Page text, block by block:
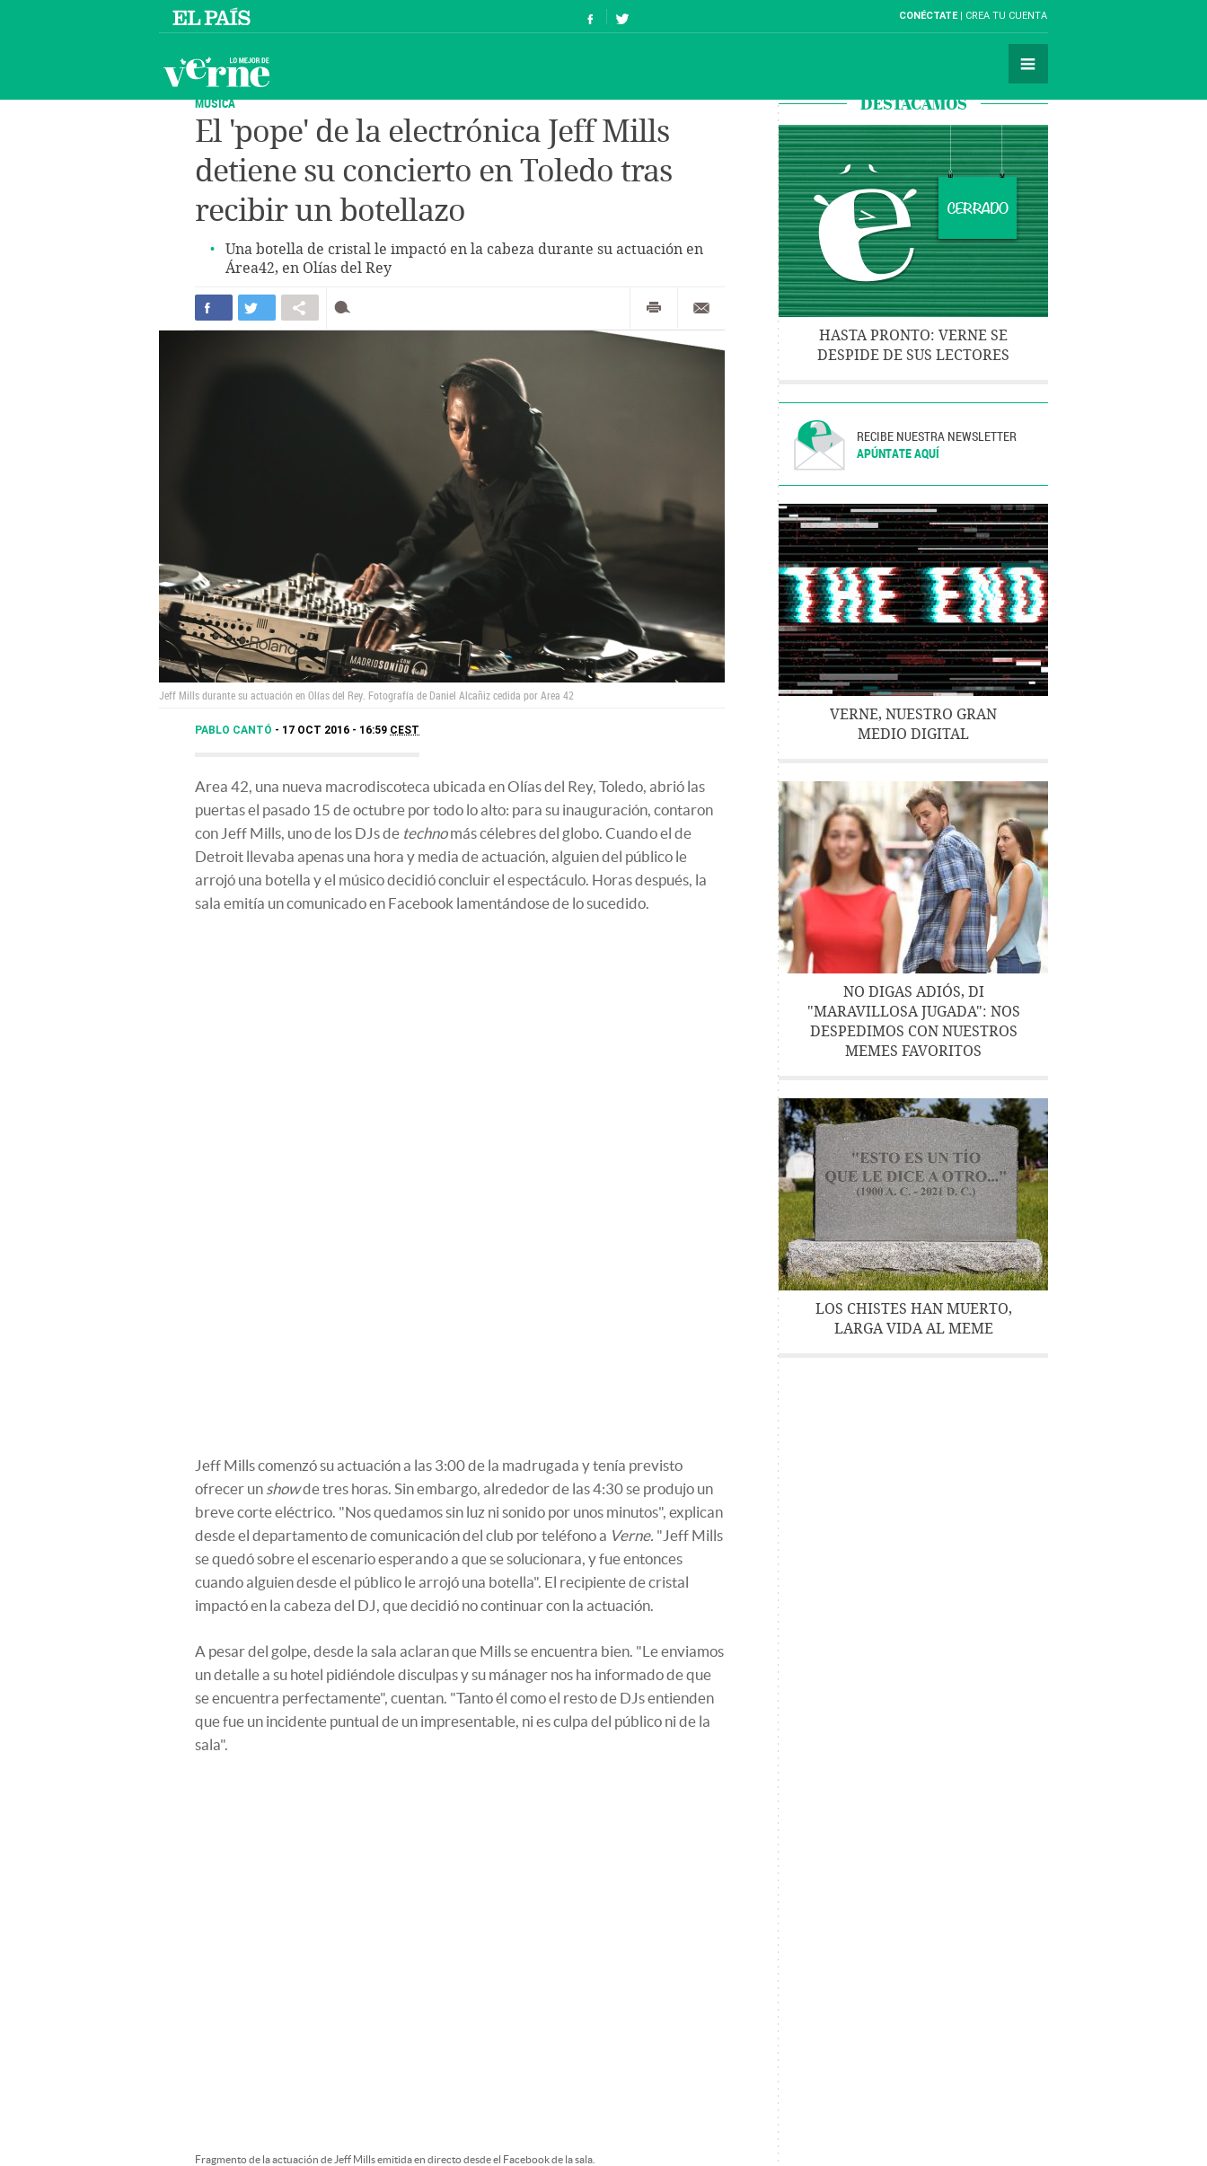
CONÉCTATE CREA TU CUENTA
MÚSICA
El 'pope' de la electrónica Jeff Mills
detiene su concierto en Toledo tras
recibir un botellazo
Una botella de cristal le impactó en la cabeza durante su actuación en
Área42, en Olías del Rey
Jeff Mills durante su actuación en Olías del Rey. Fotografía de Daniel Alcañiz cedida por Area 42
PABLO CANTÓ 17 OCT 2016 - 16:59 CEST
Area 42, una nueva macrodiscoteca ubicada en Olías del Rey, Toledo, abrió las
puertas el pasado 15 de octubre por todo lo alto: para su inauguración, contaron
con Jeff Mills, uno de los DJs de technomás célebres del globo. Cuando el de
Detroit llevaba apenas una hora y media de actuación, alguien del público le
arrojó una botella y el músico decidió concluir el espectáculo. Horas después, la
sala emitía un comunicado en Facebook lamentándose de lo sucedido.
Jeff Mills comenzó su actuación a las 3:00 de la madrugada y tenía previsto
ofrecer un showde tres horas. Sin embargo, alrededor de las 4:30 se produjo un
breve corte eléctrico. "Nos quedamos sin luz ni sonido por unos minutos", explican
desde el departamento de comunicación del club por teléfono a Verne. "Jeff Mills
se quedó sobre el escenario esperando a que se solucionara, y fue entonces
cuando alguien desde el público le arrojó una botella". El recipiente de cristal
impactó en la cabeza del DJ, que decidió no continuar con la actuación.
A pesar del golpe, desde la sala aclaran que Mills se encuentra bien. "Le enviamos
un detalle a su hotel pidiéndole disculpas y su mánager nos ha informado de que
se encuentra perfectamente", cuentan. "Tanto él como el resto de DJs entienden
que fue un incidente puntual de un impresentable, ni es culpa del público ni de la
sala".
Fragmento de la actuación de Jeff Mills emitida en directo desde el Facebook de la sala.
DESTACAMOS
HASTA PRONTO: VERNE SE
DESPIDE DE SUS LECTORES
RECIBE NUESTRA NEWSLETTER
APÚNTATE AQUÍ
VERNE, NUESTRO GRAN
MEDIO DIGITAL
NO DIGAS ADIÓS, DI
"MARAVILLOSA JUGADA": NOS
DESPEDIMOS CON NUESTROS
MEMES FAVORITOS
LOS CHISTES HAN MUERTO,
LARGA VIDA AL MEME